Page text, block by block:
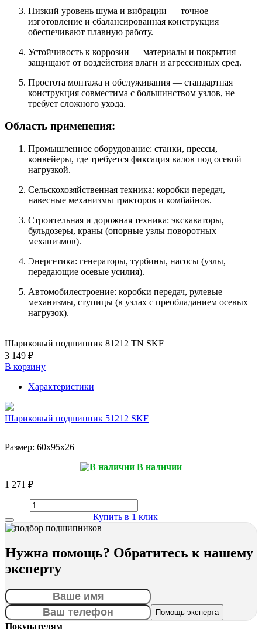
Низкий уровень шума и вибрации — точное
изготовление и сбалансированная конструкция
обеспечивают плавную работу.
Устойчивость к коррозии — материалы и покрытия
защищают от воздействия влаги и агрессивных сред.
Простота монтажа и обслуживания — стандартная
конструкция совместима с большинством узлов, не
требует сложного ухода.
Область применения:
Промышленное оборудование: станки, прессы,
конвейеры, где требуется фиксация валов под осевой
нагрузкой.
Сельскохозяйственная техника: коробки передач,
навесные механизмы тракторов и комбайнов.
Строительная и дорожная техника: экскаваторы,
бульдозеры, краны (опорные узлы поворотных
механизмов).
Энергетика: генераторы, турбины, насосы (узлы,
передающие осевые усилия).
Автомобилестроение: коробки передач, рулевые
механизмы, ступицы (в узлах с преобладанием осевых
нагрузок).
Шариковый подшипник 81212 TN SKF
3 149 ₽
В корзину
Характеристики
Шариковый подшипник 51212 SKF
Размер: 60x95x26
В наличии
1 271 ₽
Купить в 1 клик
Нужна помощь? Обратитесь к нашему
эксперту
Покупателям